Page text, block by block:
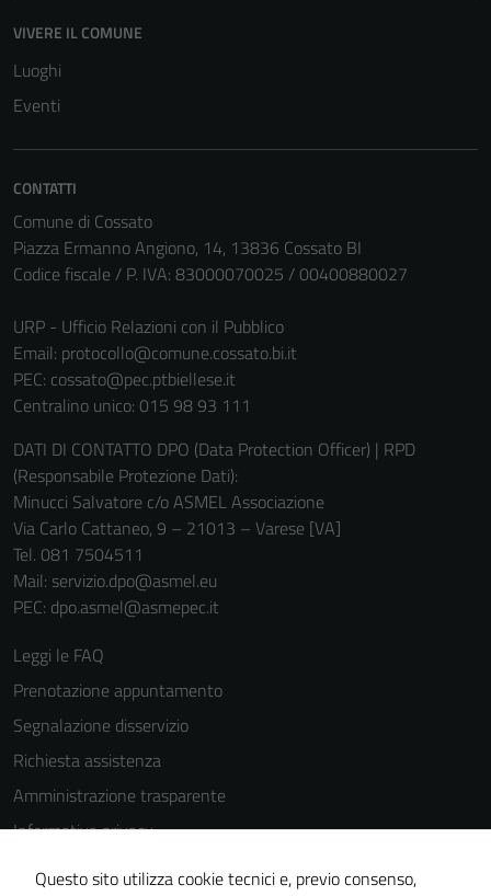
VIVERE IL COMUNE
Luoghi
Eventi
CONTATTI
Comune di Cossato
Piazza Ermanno Angiono, 14, 13836 Cossato BI
Codice fiscale / P. IVA: 83000070025 / 00400880027
URP - Ufficio Relazioni con il Pubblico
Email: protocollo@comune.cossato.bi.it
PEC: cossato@pec.ptbiellese.it
Centralino unico: 015 98 93 111
DATI DI CONTATTO DPO (Data Protection Officer) | RPD
(Responsabile Protezione Dati):
Minucci Salvatore c/o ASMEL Associazione
Via Carlo Cattaneo, 9 – 21013 – Varese [VA]
Tel. 081 7504511
Mail: servizio.dpo@asmel.eu
PEC: dpo.asmel@asmepec.it
Leggi le FAQ
Prenotazione appuntamento
Segnalazione disservizio
Richiesta assistenza
Amministrazione trasparente
Informativa privacy
Cookie Policy
Questo sito utilizza cookie tecnici e, previo consenso,
Questi cookie
informazioni